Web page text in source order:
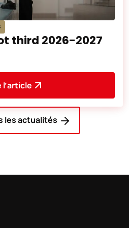
third 2026-2027
l’article
les actualités